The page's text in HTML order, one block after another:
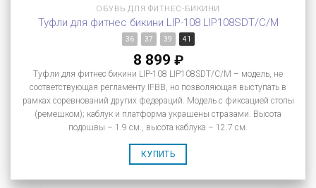
ОБУВЬ ДЛЯ ФИТНЕС-БИКИНИ
Туфли для фитнес бикини LIP-108 LIP108SDT/C/M
36 37 39 41
8 899 ₽
Туфли для фитнес бикини LIP-108 LIP108SDT/C/M – модель, не
соответствующая регламенту IFBB, но позволяющая выступать в
рамках соревнований других федераций. Модель с фиксацией стопы
(ремешком); каблук и платформа украшены стразами. Высота
подошвы – 1.9 см., высота каблука – 12.7 см.
КУПИТЬ